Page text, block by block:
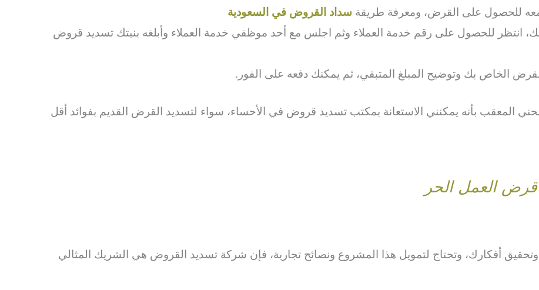
معه للحصول على القرض، ومعرفة طريقة سداد القروض في السعودية
انتظر للحصول على رقم خدمة العملاء وثم اجلس مع أحد موظفي خدمة العملاء وأبلغه بنيتك تسديد قروض
الخاص بك وتوضيح المبلغ المتبقي، ثم يمكنك دفعه على الفور.
المعقب بأنه يمكنني الاستعانة بمكتب تسديد قروض في الأحساء، سواء لتسديد القرض القديم بفوائد أقل
العمل الحر
أفكارك، وتحتاج لتمويل هذا المشروع ونصائح تجارية، فإن شركة تسديد القروض هي الشريك المثالي